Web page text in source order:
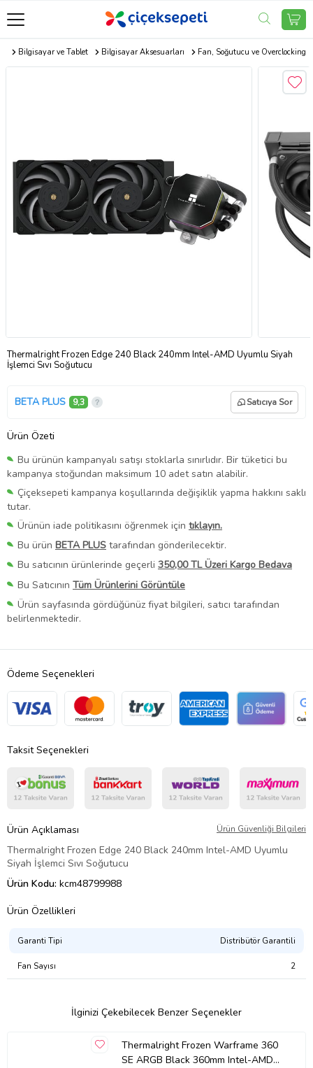
Bilgisayar ve Tablet Bilgisayar Aksesuarları Fan, Soğutucu ve Overclocking
Thermalright Frozen Edge 240 Black 240mm Intel-AMD Uyumlu Siyah
İşlemci Sıvı Soğutucu
BETA PLUS 9,3 Satıcıya Sor
Ürün Özeti
Bu ürünün kampanyalı satışı stoklarla sınırlıdır. Bir tüketici bu
kampanya stoğundan maksimum 10 adet satın alabilir.
Çiçeksepeti kampanya koşullarında değişiklik yapma hakkını saklı
tutar.
Ürünün iade politikasını öğrenmek için tıklayın.
Bu ürün BETA PLUS tarafından gönderilecektir.
Bu satıcının ürünlerinde geçerli 350,00 TL Üzeri Kargo Bedava
Bu Satıcının Tüm Ürünlerini Görüntüle
Ürün sayfasında gördüğünüz fiyat bilgileri, satıcı tarafından
belirlenmektedir.
Ödeme Seçenekleri
Taksit Seçenekleri
Ürün Açıklaması Ürün Güvenliği Bilgileri
Thermalright Frozen Edge 240 Black 240mm Intel-AMD Uyumlu
Siyah İşlemci Sıvı Soğutucu
Ürün Kodu: kcm48799988
Ürün Özellikleri
Garanti Tipi Distribütör Garantili
Fan Sayısı 2
İlginizi Çekebilecek Benzer Seçenekler
Thermalright Frozen Warframe 360
SE ARGB Black 360mm Intel-AMD